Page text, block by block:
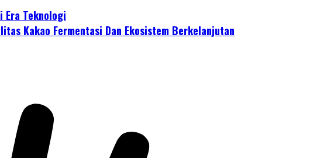
Era Teknologi
Kakao Fermentasi Dan Ekosistem Berkelanjutan